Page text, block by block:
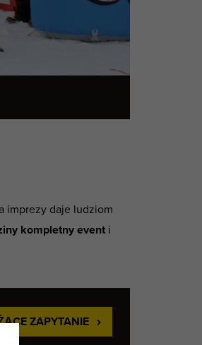
imprezy daje ludziom
kompletny event i
ZAPYTANIE